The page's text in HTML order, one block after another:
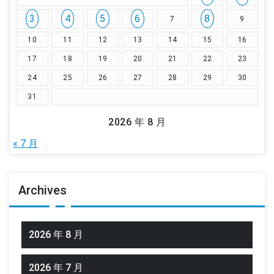
2026 年 8 月
3
4 5 6 7 8 9
10 11 12 13 14 15 16
17 18 19 20 21 22 23
24 25 26 27 28 29 30
31
« 7 月
Archives
2026 年 8 月
2026 年 7 月